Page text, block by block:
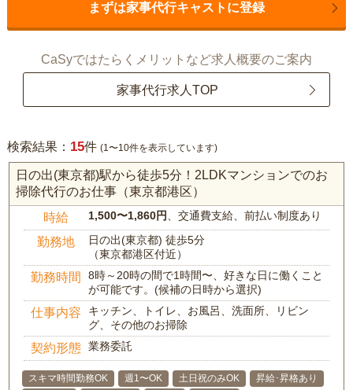
まずは家事代行キャストに登録
CaSyではたらくメリットなど求人概要のご案内
家事代行求人TOP
検索結果： 15件 (1〜10件を表示しています)
日の出(東京都)駅から徒歩5分！2LDKマンションでのお
掃除代行のお仕事（東京都港区）
時給 1,500〜1,860円、交通費支給、前払い制度あり
勤務地
日の出(東京都) 徒歩5分
（東京都港区付近）
勤務時間
8時～20時の間で1時間〜、好きな日に働くこと
が可能です。(候補の日時から選択)
仕事内容
キッチン、トイレ、お風呂、洗面所、リビン
グ、その他のお掃除
契約形態 業務委託
スキマ時間勤務OK 週1〜OK 土日祝のみOK
昇給･昇格あり